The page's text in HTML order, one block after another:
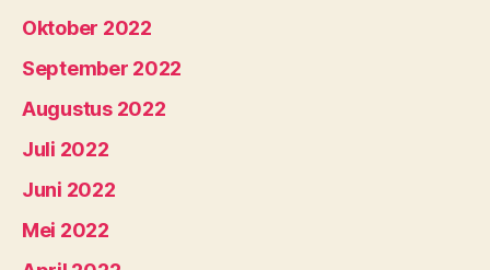
Oktober 2022
September 2022
Augustus 2022
Juli 2022
Juni 2022
Mei 2022